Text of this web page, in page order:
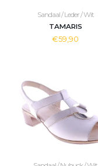
Sandaal / Leder / Wit
TAMARIS
€59,90